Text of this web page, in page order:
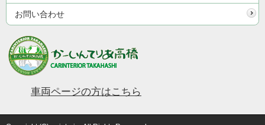
お問い合わせ
車両ページの方はこちら